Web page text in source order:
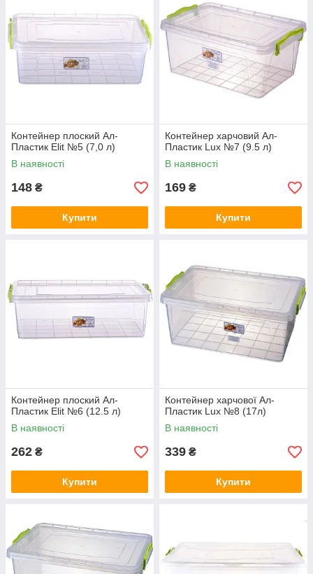
Контейнер плоский Ал-
Пластик Elit №5 (7,0 л)
В наявності
148 ₴
Купити
Контейнер харчовий Ал-
Пластик Lux №7 (9.5 л)
В наявності
169 ₴
Купити
Контейнер плоский Ал-
Пластик Elit №6 (12.5 л)
В наявності
262 ₴
Купити
Контейнер харчової Ал-
Пластик Lux №8 (17л)
В наявності
339 ₴
Купити